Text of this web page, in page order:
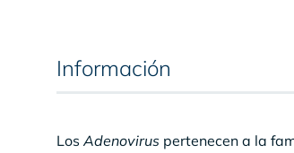
Información
LosAdenoviruspertenecen a la